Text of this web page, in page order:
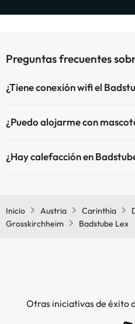
Preguntas frecuentes
¿Tiene conexión wifi el
¿Puedo alojarme con
¿Hay calefacción en
Inicio Austria Carinthia
Grosskirchheim
Badstube Lex
Otras iniciativas de éxito